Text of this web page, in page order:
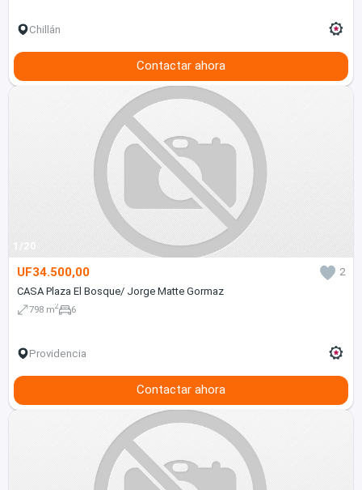
Chillán
Contactar ahora
1/20
UF34.500,00
2
CASA Plaza El Bosque/ Jorge Matte Gormaz
798 m2 6
Providencia
Contactar ahora